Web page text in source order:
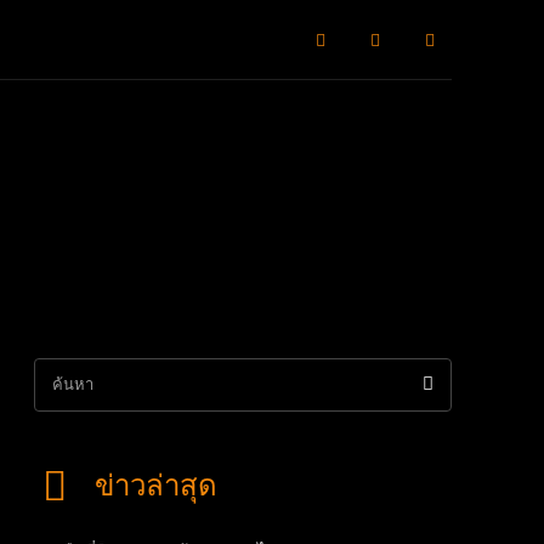
หมากแข้งพาเลาะ
ค้นหา
ข่าวล่าสุด